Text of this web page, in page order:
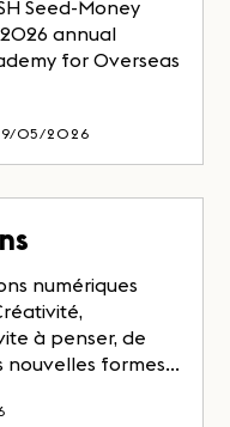
Seed-Money
annual
for Overseas
05/2026
numériques
à penser, de
nouvelles formes...